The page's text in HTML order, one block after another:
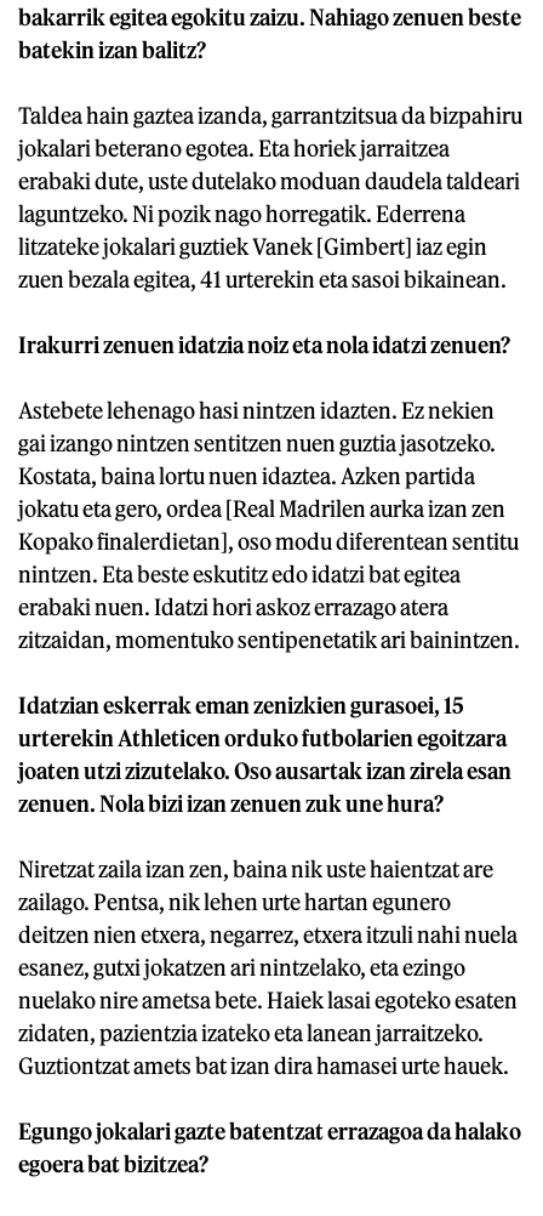
bakarrik egitea egokitu zaizu. Nahiago zenuen beste
batekin izan balitz?
Taldea hain gaztea izanda, garrantzitsua da bizpahiru
jokalari beterano egotea. Eta horiek jarraitzea
erabaki dute, uste dutelako moduan daudela taldeari
laguntzeko. Ni pozik nago horregatik. Ederrena
litzateke jokalari guztiek Vanek [Gimbert] iaz egin
zuen bezala egitea, 41 urterekin eta sasoi bikainean.
Irakurri zenuen idatzia noiz eta nola idatzi zenuen?
Astebete lehenago hasi nintzen idazten. Ez nekien
gai izango nintzen sentitzen nuen guztia jasotzeko.
Kostata, baina lortu nuen idaztea. Azken partida
jokatu eta gero, ordea [Real Madrilen aurka izan zen
Kopako finalerdietan], oso modu diferentean sentitu
nintzen. Eta beste eskutitz edo idatzi bat egitea
erabaki nuen. Idatzi hori askoz errazago atera
zitzaidan, momentuko sentipenetatik ari bainintzen.
Idatzian eskerrak eman zenizkien gurasoei, 15
urterekin Athleticen orduko futbolarien egoitzara
joaten utzi zizutelako. Oso ausartak izan zirela esan
zenuen. Nola bizi izan zenuen zuk une hura?
Niretzat zaila izan zen, baina nik uste haientzat are
zailago. Pentsa, nik lehen urte hartan egunero
deitzen nien etxera, negarrez, etxera itzuli nahi nuela
esanez, gutxi jokatzen ari nintzelako, eta ezingo
nuelako nire ametsa bete. Haiek lasai egoteko esaten
zidaten, pazientzia izateko eta lanean jarraitzeko.
Guztiontzat amets bat izan dira hamasei urte hauek.
Egungo jokalari gazte batentzat errazagoa da halako
egoera bat bizitzea?